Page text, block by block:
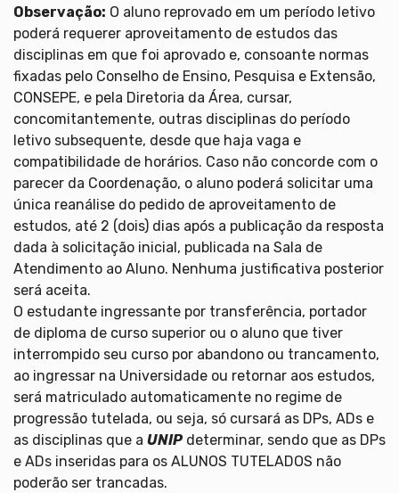
Observação: O aluno reprovado em um período letivo
poderá requerer aproveitamento de estudos das
disciplinas em que foi aprovado e, consoante normas
fixadas pelo Conselho de Ensino, Pesquisa e Extensão,
CONSEPE, e pela Diretoria da Área, cursar,
concomitantemente, outras disciplinas do período
letivo subsequente, desde que haja vaga e
compatibilidade de horários. Caso não concorde com o
parecer da Coordenação, o aluno poderá solicitar uma
única reanálise do pedido de aproveitamento de
estudos, até 2 (dois) dias após a publicação da resposta
dada à solicitação inicial, publicada na Sala de
Atendimento ao Aluno. Nenhuma justificativa posterior
será aceita.
O estudante ingressante por transferência, portador
de diploma de curso superior ou o aluno que tiver
interrompido seu curso por abandono ou trancamento,
ao ingressar na Universidade ou retornar aos estudos,
será matriculado automaticamente no regime de
progressão tutelada, ou seja, só cursará as DPs, ADs e
as disciplinas que a UNIP determinar, sendo que as DPs
e ADs inseridas para os ALUNOS TUTELADOS não
poderão ser trancadas.